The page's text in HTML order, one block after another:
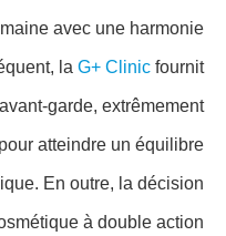
avec une harmonie
la G+ Clinic fournit
garde, extrêmement
atteindre un équilibre
En outre, la décision
à double action